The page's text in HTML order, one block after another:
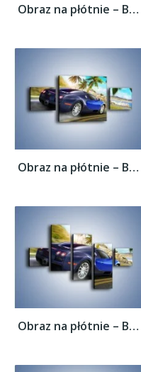
Obraz na płótnie – Bugatti Veyron –...
Obraz na płótnie – Bugatti Veyron –...
Obraz na płótnie – Bugatti Veyron –...